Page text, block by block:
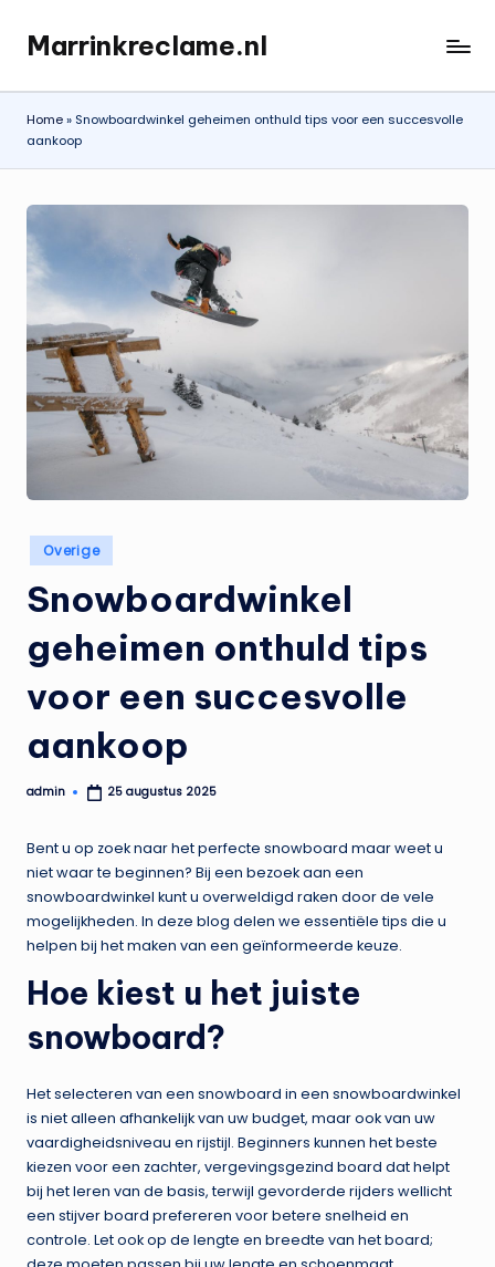
de
inhoud
Marrinkreclame.nl
Home» Snowboardwinkel geheimen onthuld tips voor een succesvolle
aankoop
Geplaatst
in
Overige
Snowboardwinkel
geheimen onthuld tips
voor een succesvolle
aankoop
Geplaatst
admin 25 augustus 2025
Bent u op zoek naar het perfecte snowboard maar weet u
niet waar te beginnen? Bij een bezoek aan een
snowboardwinkel kunt u overweldigd raken door de vele
mogelijkheden. In deze blog delen we essentiële tips die u
helpen bij het maken van een geïnformeerde keuze.
Hoe kiest u het juiste
snowboard?
Het selecteren van een snowboard in een snowboardwinkel
is niet alleen afhankelijk van uw budget, maar ook van uw
vaardigheidsniveau en rijstijl. Beginners kunnen het beste
kiezen voor een zachter, vergevingsgezind board dat helpt
bij het leren van de basis, terwijl gevorderde rijders wellicht
een stijver board prefereren voor betere snelheid en
controle. Let ook op de lengte en breedte van het board;